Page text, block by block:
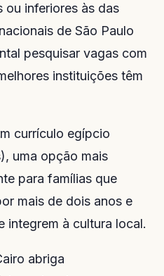
ou inferiores às das
de São Paulo
pesquisar vagas com
instituições têm
currículo egípcio
uma opção mais
para famílias que
mais de dois anos e
integrem à cultura local.
abriga